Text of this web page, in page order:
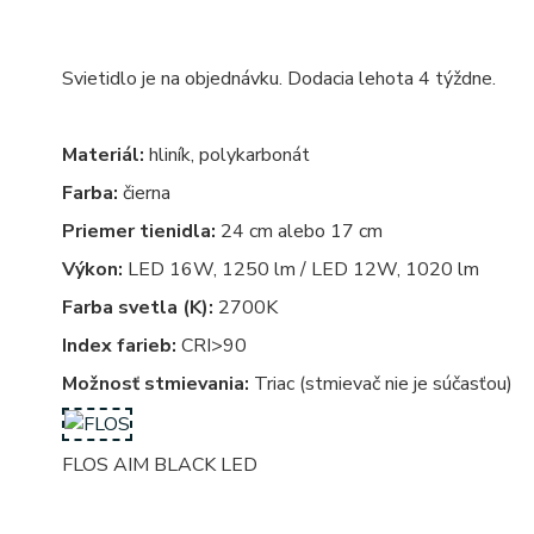
Svietidlo je na objednávku. Dodacia lehota 4 týždne.
Materiál: hliník, polykarbonát
Farba: čierna
Priemer tienidla: 24 cm alebo 17 cm
Výkon: LED 16W, 1250 lm / LED 12W, 1020 lm
Farba svetla (K): 2700K
Index farieb: CRI>90
Možnosť stmievania: Triac (stmievač nie je súčasťou)
FLOS AIM BLACK LED